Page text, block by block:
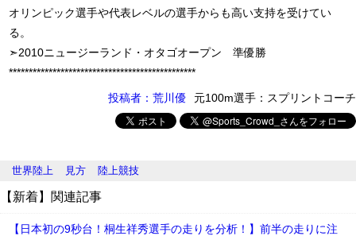
オリンピック選手や代表レベルの選手からも高い支持を受けてい
る。
➣2010ニュージーランド・オタゴオープン 準優勝
***********************************************
投稿者：荒川優
元100m選手：スプリントコーチ
世界陸上 見方 陸上競技
【新着】関連記事
【日本初の9秒台！桐生祥秀選手の走りを分析！】前半の走りに注